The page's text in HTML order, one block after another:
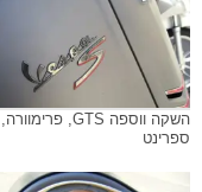
השקה ווספה GTS, פרימוורה,
ספרינט